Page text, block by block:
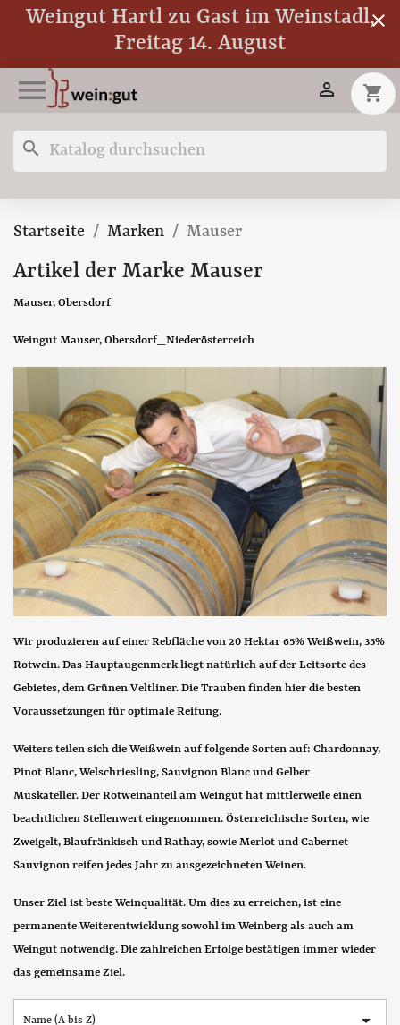
Weingut Hartl zu Gast im Weinstadl,
Freitag 14. August
close
 shopping_cart

search
Startseite Marken Mauser
Artikel der Marke Mauser
Mauser, Obersdorf
Weingut Mauser, Obersdorf_Niederösterreich
Wir produzieren auf einer Rebfläche von 20 Hektar 65% Weißwein, 35%
Rotwein. Das Hauptaugenmerk liegt natürlich auf der Leitsorte des
Gebietes, dem Grünen Veltliner. Die Trauben finden hier die besten
Voraussetzungen für optimale Reifung.
Weiters teilen sich die Weißwein auf folgende Sorten auf: Chardonnay,
Pinot Blanc, Welschriesling, Sauvignon Blanc und Gelber
Muskateller. Der Rotweinanteil am Weingut hat mittlerweile einen
beachtlichen Stellenwert eingenommen. Österreichische Sorten, wie
Zweigelt, Blaufränkisch und Rathay, sowie Merlot und Cabernet
Sauvignon reifen jedes Jahr zu ausgezeichneten Weinen.
Unser Ziel ist beste Weinqualität. Um dies zu erreichen, ist eine
permanente Weiterentwicklung sowohl im Weinberg als auch am
Weingut notwendig. Die zahlreichen Erfolge bestätigen immer wieder
das gemeinsame Ziel.
Name (A bis Z) 